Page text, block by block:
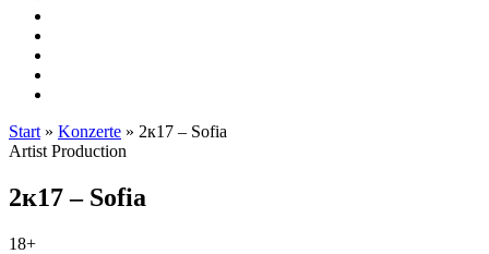
Start » Konzerte » 2к17 – Sofia
Artist Production
2к17 – Sofia
18+